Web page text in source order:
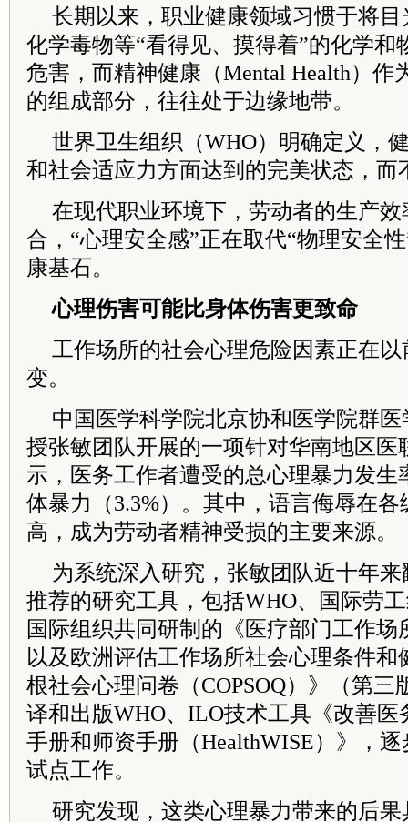
长期以来，职业健康领域习惯于将
化学毒物等“看得见、摸得着”的化学和
危害，而精神健康（Mental Health）作
的组成部分，往往处于边缘地带。
世界卫生组织（WHO）明确定义，
和社会适应力方面达到的完美状态，而
在现代职业环境下，劳动者的生产
合，“心理安全感”正在取代“物理安全
康基石。
心理伤害可能比身体伤害更致命
工作场所的社会心理危险因素正在
变。
中国医学科学院北京协和医学院群
授张敏团队开展的一项针对华南地区医
示，医务工作者遭受的总心理暴力发生
体暴力（3.3%）。其中，语言侮辱在
高，成为劳动者精神受损的主要来源。
为系统深入研究，张敏团队近十年
推荐的研究工具，包括WHO、国际劳
国际组织共同研制的《医疗部门工作场
以及欧洲评估工作场所社会心理条件和
根社会心理问卷（COPSOQ）》（第三
译和出版WHO、ILO技术工具《改善医
手册和师资手册（HealthWISE）》，
试点工作。
研究发现，这类心理暴力带来的后